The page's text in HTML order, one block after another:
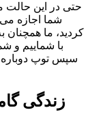
حتی در این حالت
شما اجازه می
کردید، ما همچنان
با شماییم و
سپس توپ
زندگی